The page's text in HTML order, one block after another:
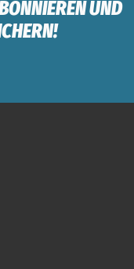
UND